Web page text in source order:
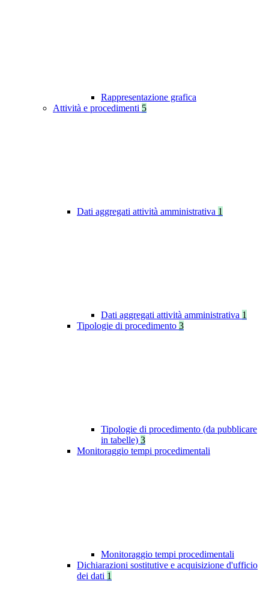
Rappresentazione grafica
Attività e procedimenti 5
Dati aggregati attività amministrativa 1
Dati aggregati attività amministrativa 1
Tipologie di procedimento 3
Tipologie di procedimento (da pubblicare
in tabelle) 3
Monitoraggio tempi procedimentali
Monitoraggio tempi procedimentali
Dichiarazioni sostitutive e acquisizione d'ufficio
dei dati 1